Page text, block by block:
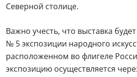
Северной столице.
Важно учесть, что выставка
№ 5 экспозиции народного
расположенном во флигеле
экспозицию осуществляется